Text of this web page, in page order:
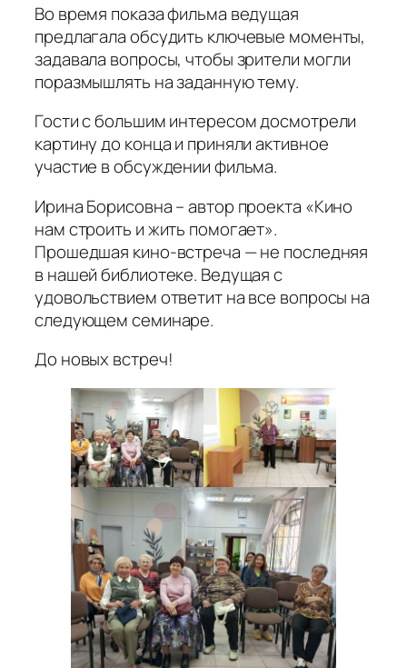
Во время показа фильма ведущая
предлагала обсудить ключевые моменты,
задавала вопросы, чтобы зрители могли
поразмышлять на заданную тему.
Гости с большим интересом досмотрели
картину до конца и приняли активное
участие в обсуждении фильма.
Ирина Борисовна – автор проекта «Кино
нам строить и жить помогает».
Прошедшая кино-встреча — не последняя
в нашей библиотеке. Ведущая с
удовольствием ответит на все вопросы на
следующем семинаре.
До новых встреч!